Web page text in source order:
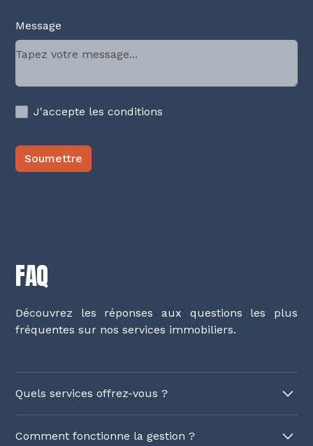
Message
J'accepte les conditions
FAQ
Découvrez les réponses aux questions les plus
fréquentes sur nos services immobiliers.
Quels services offrez-vous ?
entretien d'immeubles ainsi qu'un
Comment fonctionne la gestion ?